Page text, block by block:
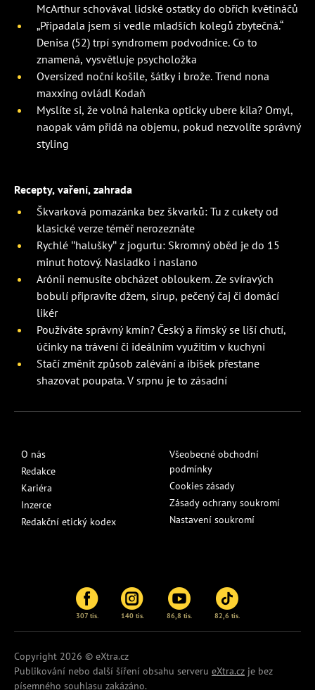
McArthur schovával lidské ostatky do obřích květináčů
„Připadala jsem si vedle mladších kolegů zbytečná.“
Denisa (52) trpí syndromem podvodnice. Co to
znamená, vysvětluje psycholožka
Oversized noční košile, šátky i brože. Trend nona
maxxing ovládl Kodaň
Myslíte si, že volná halenka opticky ubere kila? Omyl,
naopak vám přidá na objemu, pokud nezvolíte správný
styling
Recepty, vaření, zahrada
Škvarková pomazánka bez škvarků: Tu z cukety od
klasické verze téměř nerozeznáte
Rychlé "halušky" z jogurtu: Skromný oběd je do 15
minut hotový. Nasladko i naslano
Arónii nemusíte obcházet obloukem. Ze svíravých
bobulí připravíte džem, sirup, pečený čaj či domácí
likér
Používáte správný kmín? Český a římský se liší chutí,
účinky na trávení či ideálním využitím v kuchyni
Stačí změnit způsob zalévání a ibišek přestane
shazovat poupata. V srpnu je to zásadní
O nás
Redakce
Kariéra
Inzerce
Redakční etický kodex
Všeobecné obchodní
podmínky
Cookies zásady
Zásady ochrany soukromí
Nastavení soukromí
307 tis. 140 tis. 86,8 tis. 82,6 tis.
Copyright 2026 © eXtra.cz
Publikování nebo další šíření obsahu serveru eXtra.cz je bez
písemného souhlasu zakázáno.